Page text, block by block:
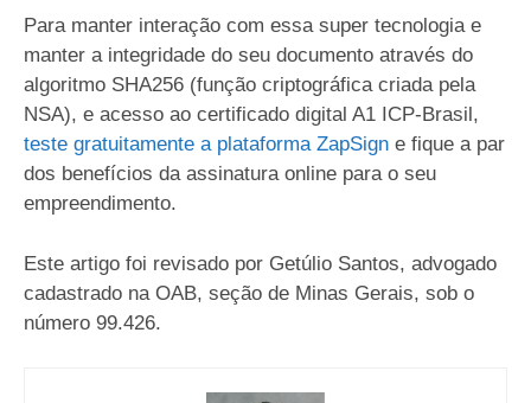
Para manter interação com essa super tecnologia e
manter a integridade do seu documento através do
algoritmo SHA256 (função criptográfica criada pela
NSA), e acesso ao certificado digital A1 ICP-Brasil,
teste gratuitamente a plataforma ZapSign e fique a par
dos benefícios da assinatura online para o seu
empreendimento.
Este artigo foi revisado por Getúlio Santos, advogado
cadastrado na OAB, seção de Minas Gerais, sob o
número 99.426.